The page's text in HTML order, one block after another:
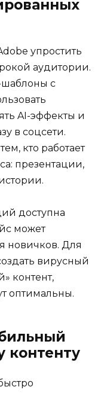
упростить
аудитории.
с
AI-эффекты и
в соцсети.
кто работает
презентации,
доступна
может
новичков. Для
вирусный
контент,
оптимальны.
контенту